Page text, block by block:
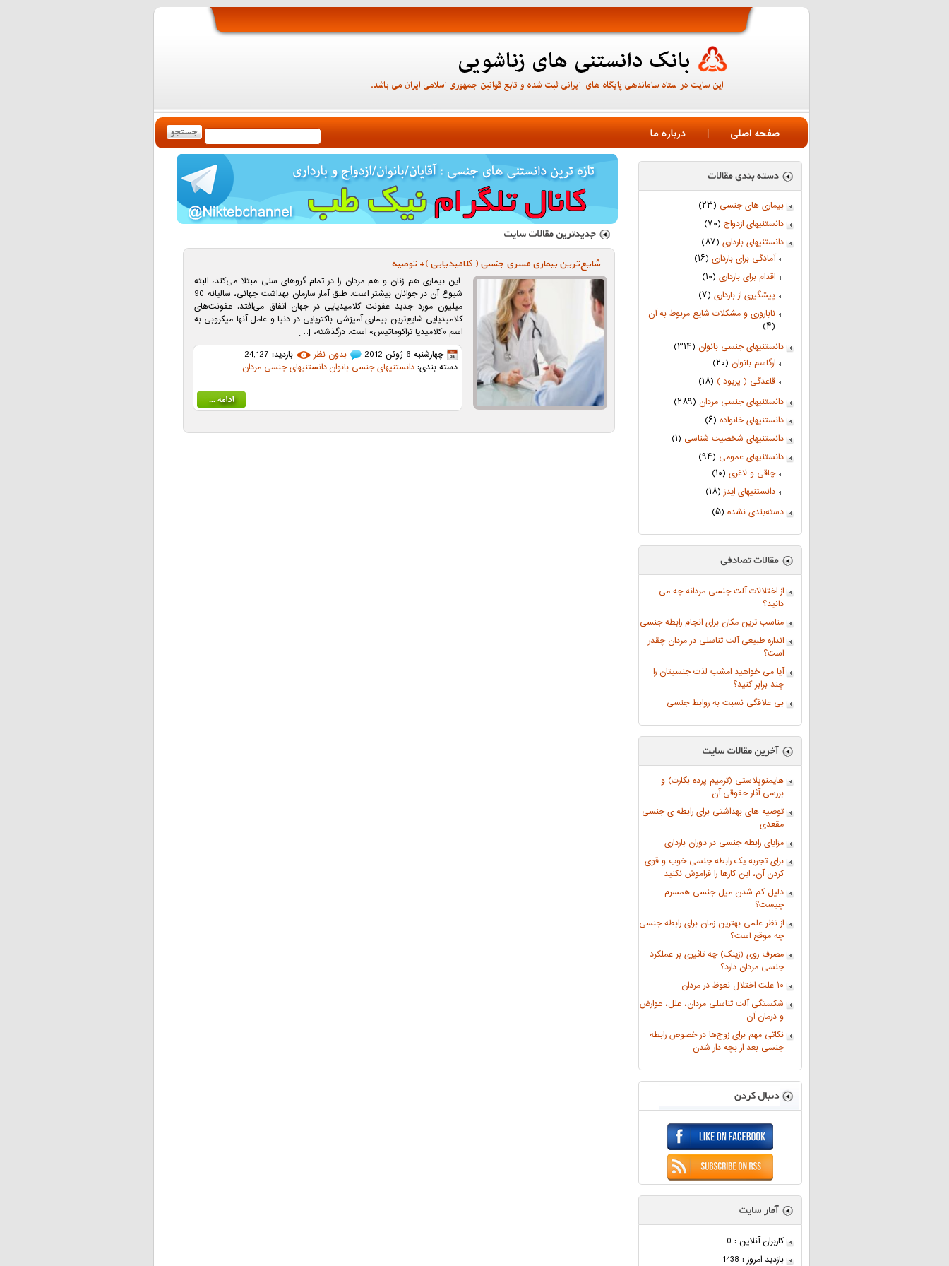
صفحه اصلی | درباره ما
بیماری های جنسی (۲۳)
دانستنیهای ازدواج (۷۰)
دانستنیهای بارداری (۸۷)
آمادگی برای بارداری (۱۶)
اقدام برای بارداری (۱۰)
پیشگیری از بارداری (۷)
ناباروری و مشکلات شایع مربوط به آن
(۴)
دانستنیهای جنسی بانوان (۳۱۴)
ارگاسم بانوان (۲۰)
قاعدگی ( پریود ) (۱۸)
دانستنیهای جنسی مردان (۲۸۹)
دانستنیهای خانواده (۶)
دانستنیهای شخصیت شناسی (۱)
دانستنیهای عمومی (۹۴)
چاقی و لاغری (۱۰)
دانستنیهای ایدز(۱۸)
دسته‌بندی نشده (۵)
از اختلالات آلت جنسی مردانه چه می
دانید؟
مناسب ترین مکان برای انجام رابطه جنسی
اندازه طبیعی آلت تناسلی در مردان چقدر
است؟
آیا می خواهید امشب لذت جنسیتان را
چند برابر کنید؟
بی علاقگی نسبت به روابط جنسی
هایمنوپلاستی (ترمیم پرده بکارت) و
بررسی آثار حقوقی آن
توصیه های بهداشتی برای رابطه ی جنسی
مقعدی
مزایای رابطه جنسی در دوران بارداری
برای تجربه یک رابطه جنسی خوب و قوی
کردن آن، این کارها را فراموش نکنید
دلیل کم شدن میل جنسی همسرم
چیست؟
از نظر علمی بهترین زمان برای رابطه جنسی
چه موقع است؟
مصرف روی (زینک) چه تاثیری بر عملکرد
جنسی مردان دارد؟
۱۰ علت اختلال نعوظ در مردان
شکستگی آلت تناسلی مردان، علل، عوارض
و درمان آن
نکاتی مهم برای زوج‌ها در خصوص رابطه
جنسی بعد از بچه دار شدن
کاربران آنلاین : 0
بازدید امروز : 1438
شایع‌ترین بیماری مسری جنسی ( کلامیدیایی )+ توصیه
این بیماری هم زنان و هم مردان را در تمام گروهای سنی مبتلا می‌کند، البته
شیوع آن در جوانان بیشتر است. طبق آمار سازمان بهداشت جهانی، سالیانه 90
میلیون مورد جدید عفونت کلامیدیایی در جهان اتفاق می‌افتد. عفونت‌های
کلامیدیایی شایع‌ترین بیماری آمیزشی باکتریایی در دنیا و عامل آنها میکروبی به
اسم «کلامیدیا تراکوماتیس» است. درگذشته، […]
چهارشنبه 6 ژوئن 2012
بدون نظر
بازدید: 24,127
دسته بندی:دانستنیهای جنسی بانوان,دانستنیهای جنسی مردان